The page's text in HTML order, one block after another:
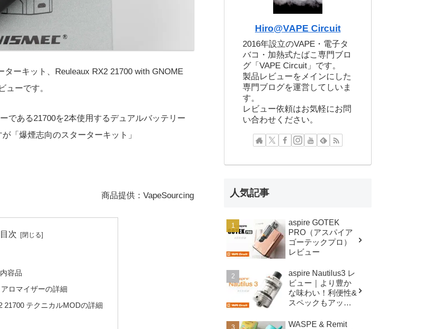
ーキット、Reuleaux RX2 21700 with GNOME
ューです。
である21700を2本使用するデュアルバッテリー
「爆煙志向のスターターキット」
商品提供：VapeSourcing
目次
容品
ロマイザーの詳細
21700 テクニカルMODの詳細
Hiro@VAPE Circuit
2016年設立のVAPE・電子タ
バコ・加熱式たばこ専門ブロ
グ「VAPE Circuit」です。
製品レビューをメインにした
専門ブログを運営してしいま
す。
レビュー依頼はお気軽にお問
い合わせください。
人気記事
aspire GOTEK
PRO（アスパイア
ゴーテックプロ）
レビュー
aspire Nautilus3 レ
ビュー｜より豊か
な味わい！利便性&
スペックもアップ
ザー！
WASPE & Remit